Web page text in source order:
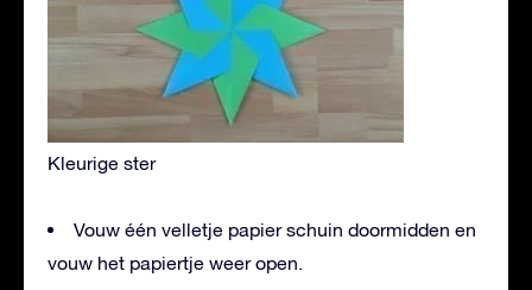
Kleurige ster
Vouw één velletje papier schuin doormidden en
vouw het papiertje weer open.